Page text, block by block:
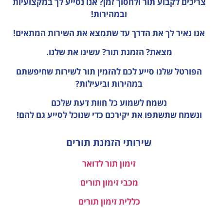
ובמהירות!
אנו נאיר לך את הדרך עד שתמצא את השירות המתאים!
מצאת? הזמנת תור? עשינו את שלנו.
הפורטל שלנו סייע לכם להזמין תור לשירות שחיפשתם
במהירות וביעילות?
נשמח לשמוע כל חוות דעתשלכם
ונשמח שתשתפו את יקירכם כדי שנוכל לסייע גם להם!
שירותי הזמנת תורים
זימון תור לדואר
מכבי זימון תורים
כללית זימון תורים